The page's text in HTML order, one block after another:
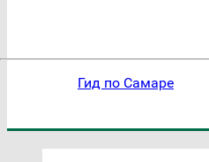
Гид по Самаре